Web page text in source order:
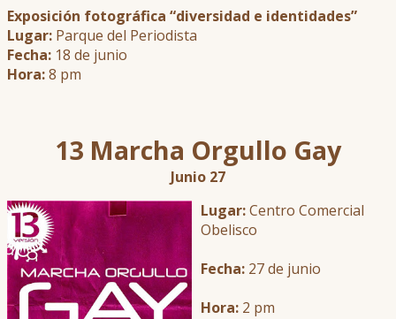
Exposición fotográfica “diversidad e identidades”
Lugar: Parque del Periodista
Fecha: 18 de junio
Hora:8 pm
13 Marcha Orgullo Gay
Junio 27
Lugar:Centro Comercial
Obelisco
Fecha: 27 de junio
Hora: 2 pm